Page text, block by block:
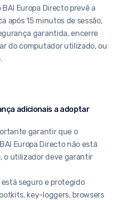
Europa Directo prevê a
após 15 minutos de sessão,
garantida, encerre
do computador utilizado, ou
adicionais a adoptar
garantir que o
Europa Directo não está
o utilizador deve garantir
seguro e protegido
key-loggers, browsers